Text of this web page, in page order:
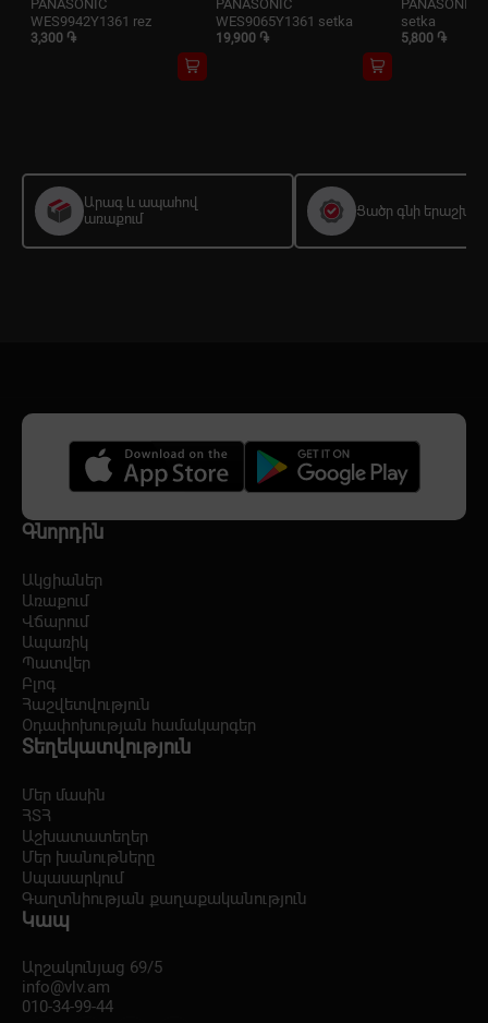
PANASONIC
WES9942Y1361 rez
3,300 ֏
PANASONIC
WES9065Y1361 setka
19,900 ֏
PANASONIC
setka
5,800 ֏
Արագ և ապահով
առաքում
Ցածր գնի երաշխիք
Գնորդին
Ակցիաներ
Առաքում
Վճարում
Ապառիկ
Պատվեր
Բլոգ
Հաշվետվություն
Օդափոխության համակարգեր
Տեղեկատվություն
Մեր մասին
ՀՏՀ
Աշխատատեղեր
Մեր խանութները
Սպասարկում
Գաղտնիության քաղաքականություն
Կապ
Արշակունյաց 69/5
info@vlv.am
010-34-99-44